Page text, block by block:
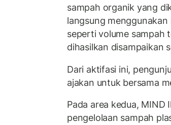
sampah organik yang
langsung
seperti volume sampah
dihasilkan disampaikan
Dari aktifasi ini,
ajakan untuk bersama
Pada area kedua,
pengelolaan sampah